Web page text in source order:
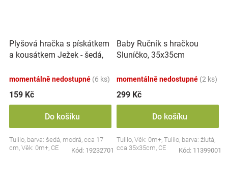
Plyšová hračka s pískátkem
a kousátkem Ježek - šedá,
momentálně nedostupné (6 ks)
159 Kč
Do košíku
Tulilo, barva: šedá, modrá, cca 17
cm, Věk: 0m+, CE
Kód: 19232701
Baby Ručník s hračkou
Sluníčko, 35x35cm
momentálně nedostupné (2 ks)
299 Kč
Do košíku
Tulilo, Věk: 0m+, Tulilo, barva: žlutá,
cca 35x35cm, CE
Kód: 11399001